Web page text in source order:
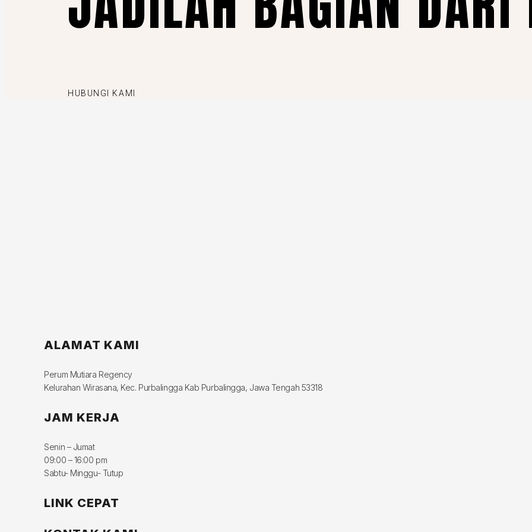
HUBUNGI KAMI
ALAMAT KAMI
Perum Mutiara Regency
Kelurahan Wirasana, Kec. Purbalingga Kab Purbalingga, Jawa Tengah 53318
JAM KERJA
Senin – Jumat
09:00 – 16:00 pm
Sabtu- Minggu- Tutup
LINK CEPAT